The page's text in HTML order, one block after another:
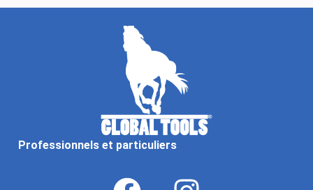
Professionnels et particuliers